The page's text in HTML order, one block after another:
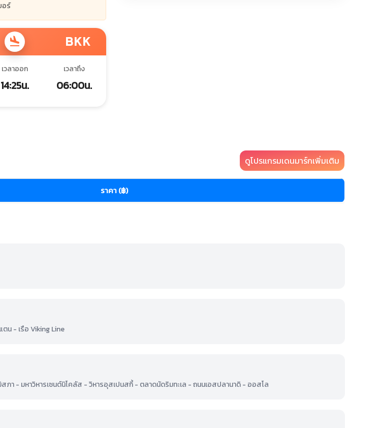
อร์
flight_land BKK
เวลาออก
14:25น.
เวลาถึง
06:00น.
ดูโปรแกรมเดนมาร์กเพิ่มเติม
ราคา (฿)
น - เรือ Viking Line
า - มหาวิหารเซนต์นิโคลัส - วิหารอุสเปนสกี้ - ตลาดนัดริมทะเล - ถนนเอสปลานาดิ - ออสโล